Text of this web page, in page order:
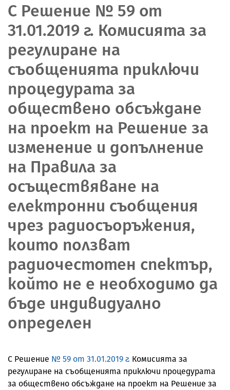
С Решение № 59 от
31.01.2019 г. Комисията за
регулиране на
съобщенията приключи
процедурата за
обществено обсъждане
на проект на Решение за
изменение и допълнение
на Правила за
осъществяване на
електронни съобщения
чрез радиосъоръжения,
които ползват
радиочестотен спектър,
който не е необходимо да
бъде индивидуално
определен
С Решение № 59 от 31.01.2019 г. Комисията за
регулиране на съобщенията приключи процедурата
за обществено обсъждане на проект на Решение за